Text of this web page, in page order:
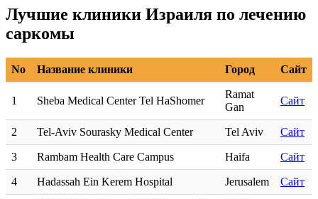
Лучшие клиники Израиля по лечению
саркомы
No Название клиники Город Сайт
1 Sheba Medical Center Tel HaShomer
Ramat
Gan
Сайт
2 Tel-Aviv Sourasky Medical Center Tel Aviv Сайт
3 Rambam Health Care Campus Haifa Сайт
4 Hadassah Ein Kerem Hospital Jerusalem Сайт